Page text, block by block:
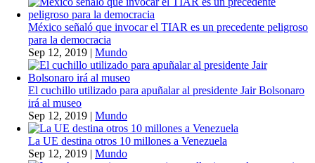
México señaló que invocar el TIAR es un precedente peligroso
para la democracia
Sep 12, 2019 | Mundo
El cuchillo utilizado para apuñalar al presidente Jair Bolsonaro
irá al museo
Sep 12, 2019 | Mundo
La UE destina otros 10 millones a Venezuela
Sep 12, 2019 | Mundo